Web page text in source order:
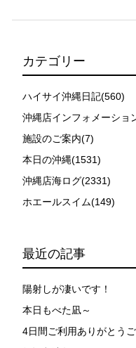
カテゴリー
ハイサイ沖縄日記(560)
沖縄店インフォメーショ
施設のご案内(7)
本日の沖縄(1531)
沖縄店海ログ(2331)
ホエールスイム(149)
最近の記事
陽射しが凄いです！
本日もべた凪～
4日間ご利用ありがとう